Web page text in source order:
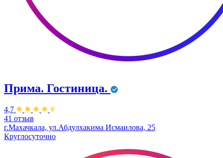
Прима. Гостиница.
4,7
41 отзыв
г.Махачкала, ул.Абдулхакима Исмаилова, 25
Круглосуточно